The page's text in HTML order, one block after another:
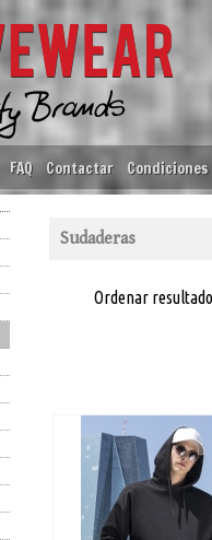
FAQ Contactar Condiciones
Sudaderas
Ordenar